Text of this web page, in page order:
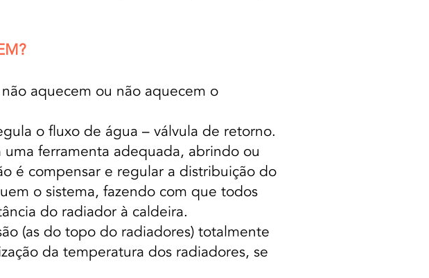
aquecem ou não aquecem o
o fluxo de água – válvula de retorno.
ferramenta adequada, abrindo ou
é compensar e regular a distribuição do
o sistema, fazendo com que todos
do radiador à caldeira.
(as do topo do radiadores) totalmente
da temperatura dos radiadores, se